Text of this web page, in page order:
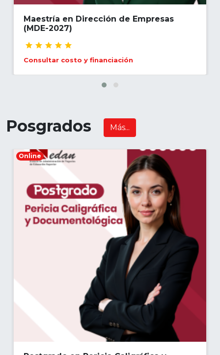
Maestría en Dirección de Empresas
(MDE-2027)
Consultar costo y financiación
Posgrados Más...
Online
Justificación:
La importancia de la Pericia Caligráfica y
Documentológica en el contexto de análisis y
resolución de casos judiciales, así como para
otros campos de la actividad humana, es hoy
en día una realidad irrefutable.
El Perito Calígrafo y Documentológico
certifica y dictamina la autenticidad o
falsedad de la escritura y grafismos,
principalmente manuscritos, firmas y
rúbricas; además de estudiar e identificar las
distintas modalidades de adulteraciones y
alteraciones que se producen en
documentos tales como billetes, cheques,